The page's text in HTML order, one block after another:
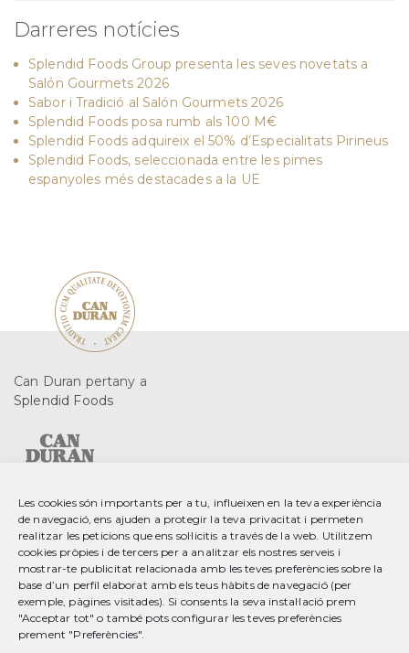
Les cookies són importants per a tu, influeixen en la teva experiència
de navegació, ens ajuden a protegir la teva privacitat i permeten
realitzar les peticions que ens sol·licitis a través de la web. Utilitzem
cookies pròpies i de tercers per a analitzar els nostres serveis i
mostrar-te publicitat relacionada amb les teves preferències sobre la
base d’un perfil elaborat amb els teus hàbits de navegació (per
exemple, pàgines visitades). Si consents la seva instal·lació prem
"Acceptar tot" o també pots configurar les teves preferències
prement "Preferències".
Darreres notícies
Splendid Foods Group presenta les seves novetats a
Salón Gourmets 2026
Sabor i Tradició al Salón Gourmets 2026
Splendid Foods posa rumb als 100 M€
Splendid Foods adquireix el 50% d’Especialitats Pirineus
Splendid Foods, seleccionada entre les pimes
espanyoles més destacades a la UE
Can Duran pertany a
Splendid Foods
C. Gurri, 2 08553 Seva
Barcelona, Spain
T 34 93 889 23 35
F 34 93 889 20 78
info@splendid-foods.com